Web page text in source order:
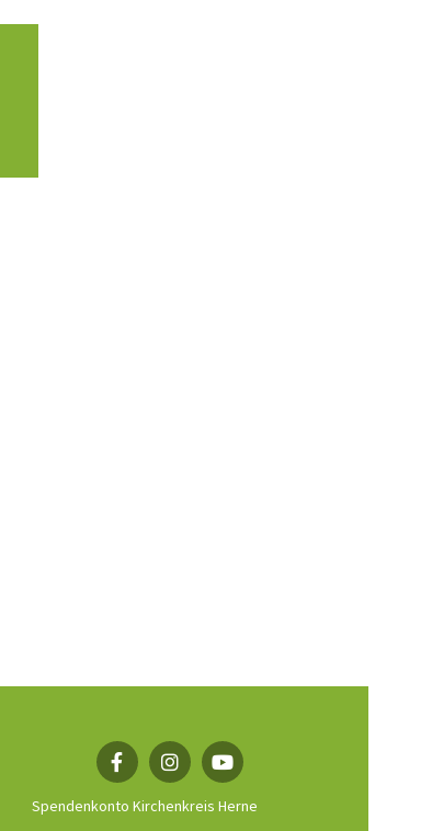
Spendenkonto Kirchenkreis Herne